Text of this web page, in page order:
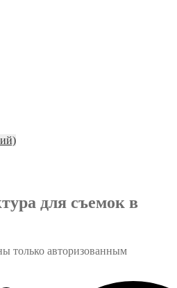
для съемок в
только авторизованным